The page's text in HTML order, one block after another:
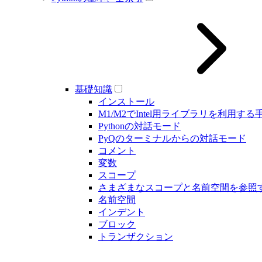
基礎知識
インストール
M1/M2でIntel用ライブラリを利用する
Pythonの対話モード
PyQのターミナルからの対話モード
コメント
変数
スコープ
さまざまなスコープと名前空間を参照
名前空間
インデント
ブロック
トランザクション